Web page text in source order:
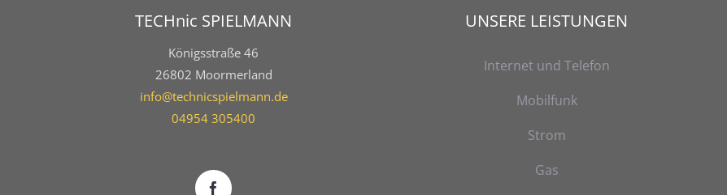
TECHnic SPIELMANN
Königsstraße 46
26802 Moormerland
info@technicspielmann.de
04954 305400
UNSERE LEISTUNGEN
Internet und Telefon
Mobilfunk
Strom
Gas